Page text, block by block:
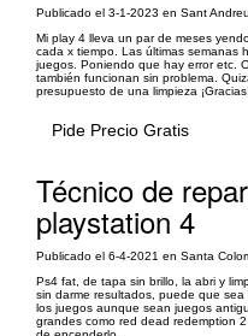
Publicado el 3-1-2023 en Sant
Mi play 4 lleva un par de meses
cada x tiempo. Las últimas semanas
juegos. Poniendo que hay error etc.
también funcionan sin problema.
presupuesto de una limpieza ¡Gracias!
Pide Precio Gratis
Técnico de
playstation 4
Publicado el 6-4-2021 en Santa
Ps4 fat, de tapa sin brillo, la abri y
sin darme resultados, puede que
los juegos aunque sean juegos
grandes como red dead redemption